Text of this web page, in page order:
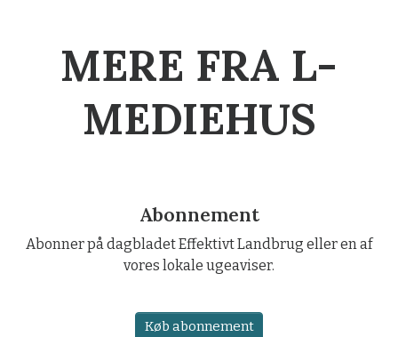
MERE FRA L-
MEDIEHUS
Abonnement
Abonner på dagbladet Effektivt Landbrug eller en af
vores lokale ugeaviser.
Køb abonnement